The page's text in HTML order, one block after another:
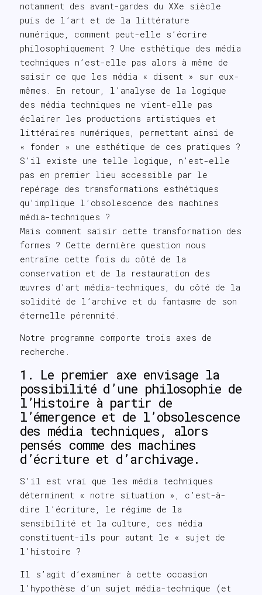
notamment des avant-gardes du XXe siècle
puis de l’art et de la littérature
numérique, comment peut-elle s’écrire
philosophiquement ? Une esthétique des média
techniques n’est-elle pas alors à même de
saisir ce que les média « disent » sur eux-
mêmes. En retour, l’analyse de la logique
des média techniques ne vient-elle pas
éclairer les productions artistiques et
littéraires numériques, permettant ainsi de
« fonder » une esthétique de ces pratiques ?
S’il existe une telle logique, n’est-elle
pas en premier lieu accessible par le
repérage des transformations esthétiques
qu’implique l’obsolescence des machines
média-techniques ?
Mais comment saisir cette transformation des
formes ? Cette dernière question nous
entraîne cette fois du côté de la
conservation et de la restauration des
œuvres d’art média-techniques, du côté de la
solidité de l’archive et du fantasme de son
éternelle pérennité.
Notre programme comporte trois axes de
recherche.
1. Le premier axe envisage la
possibilité d’une philosophie de
l’Histoire à partir de
l’émergence et de l’obsolescence
des média techniques, alors
pensés comme des machines
d’écriture et d’archivage.
S’il est vrai que les média techniques
déterminent « notre situation », c’est-à-
dire l’écriture, le régime de la
sensibilité et la culture, ces média
constituent-ils pour autant le « sujet de
l’histoire ?
Il s’agit d’examiner à cette occasion
l’hypothèse d’un sujet média-technique (et